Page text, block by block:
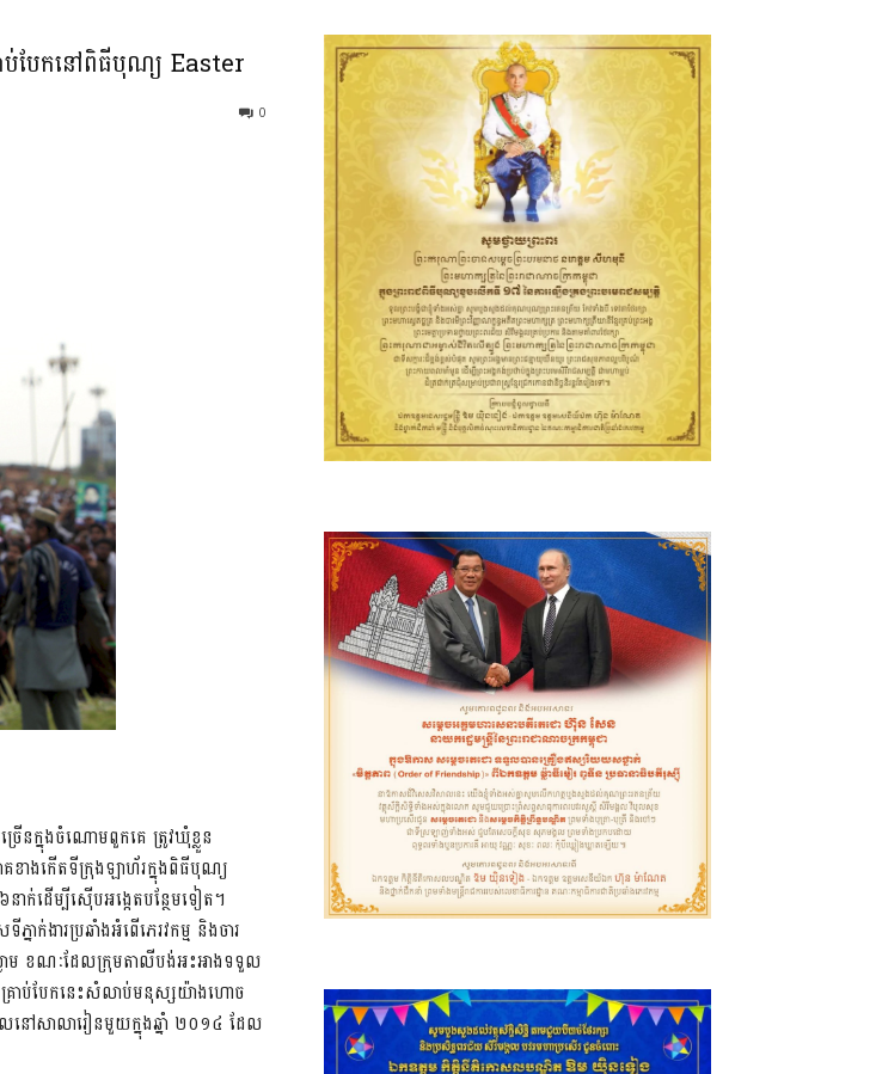
រាប់បែកនៅពិធីបុណ្យ Easter
0
ើន​ក្នុងចំណោមពួកគេ ត្រូវឃុំខ្លួន
គខាងកើតទីក្រុងឡាហ័រក្នុងពិធីបុណ្យ
ក់ដើម្បីស៊ើបអង្កេតបន្ថែមទៀត។
ក់ងារ​ប្រឆាំងអំពើភេរវកម្ម និងចារ
ម ខណៈដែលក្រុមតាលីបង់អះអាងទទួល
ះគ្រាប់បែកនេះសំលាប់មនុស្ស​យ៉ាងហោច
លនៅសាលារៀនមួយក្នុងឆ្នាំ ២០១៤ ​ដែល